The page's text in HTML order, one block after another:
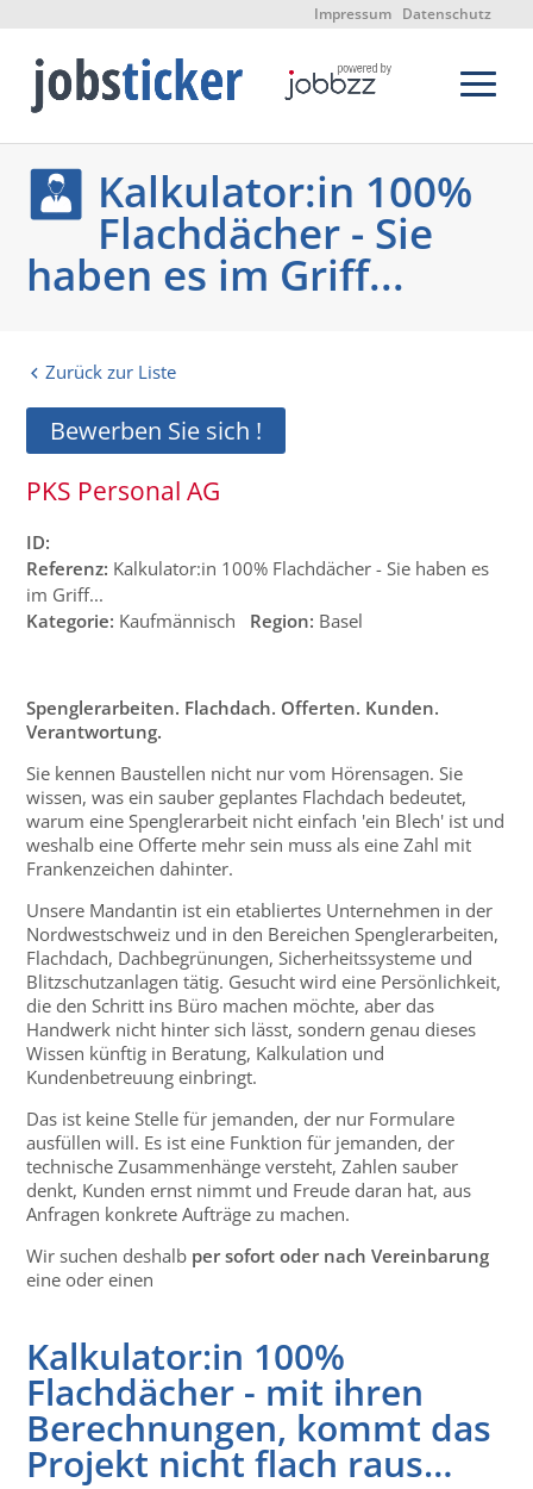
Impressum Datenschutz
Kalkulator:in 100%
Flachdächer - Sie
haben es im Griff...
Zurück zur Liste
Bewerben Sie sich !
PKS Personal AG
ID:
Referenz: Kalkulator:in 100% Flachdächer - Sie haben es
im Griff...
Kategorie: Kaufmännisch Region: Basel
Spenglerarbeiten. Flachdach. Offerten. Kunden.
Verantwortung.
Sie kennen Baustellen nicht nur vom Hörensagen. Sie
wissen, was ein sauber geplantes Flachdach bedeutet,
warum eine Spenglerarbeit nicht einfach 'ein Blech' ist und
weshalb eine Offerte mehr sein muss als eine Zahl mit
Frankenzeichen dahinter.
Unsere Mandantin ist ein etabliertes Unternehmen in der
Nordwestschweiz und in den Bereichen Spenglerarbeiten,
Flachdach, Dachbegrünungen, Sicherheitssysteme und
Blitzschutzanlagen tätig. Gesucht wird eine Persönlichkeit,
die den Schritt ins Büro machen möchte, aber das
Handwerk nicht hinter sich lässt, sondern genau dieses
Wissen künftig in Beratung, Kalkulation und
Kundenbetreuung einbringt.
Das ist keine Stelle für jemanden, der nur Formulare
ausfüllen will. Es ist eine Funktion für jemanden, der
technische Zusammenhänge versteht, Zahlen sauber
denkt, Kunden ernst nimmt und Freude daran hat, aus
Anfragen konkrete Aufträge zu machen.
Wir suchen deshalb per sofort oder nach Vereinbarung
eine oder einen
Kalkulator:in 100%
Flachdächer - mit ihren
Berechnungen, kommt das
Projekt nicht flach raus…